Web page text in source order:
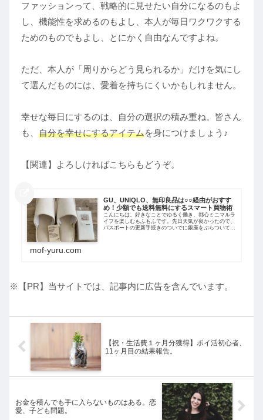
ファッションって、戦略的に見せたい自分になるのもよ
し、機能性を求めるのもよし、本人が毎日ワクワクする
ためのものでもよし、とにかく自由なんですよね。
ただ、本人が「周りからどう見られるか」だけを気にし
て選んだものには、愛着を持ちにくいかもしれません。
幸せな毎日にするのは、自分の選択の積み重ね。皆さん
も、 自分を幸せにするアイテムを身につけましょう♪
【関連】よろしければこちらもどうぞ。
GU、UNIQLO、無印良品は○○経由がおすす
め！少額でも送料無料にするスマート買物術
こんにちは。好きなことでゆるく働き、都心ミニマルラ
イフを楽しむもふもふです。先日天気が良かったので、
パスポートの更新手続きのついでに銀座をぶらついてき
mof-yuru.com
※【PR】当サイトでは、記事内に広告を含んでいます。
【祝・生活費１ヶ月分獲得】ポイ活初心者、
11ヶ月目の結果報告。
お金を積んでも手に入らないものはある。恋
愛、子ども問題。